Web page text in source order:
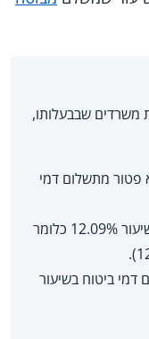
משרדים שבבעלותו,
פטור מתשלום דמי
₪) הוא ישלם דמי ביטוח בשיעור